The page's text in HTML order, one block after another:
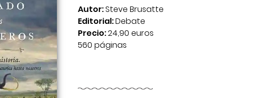
Autor:Steve Brusatte
Editorial:Debate
Precio:24,90 euros
560 páginas